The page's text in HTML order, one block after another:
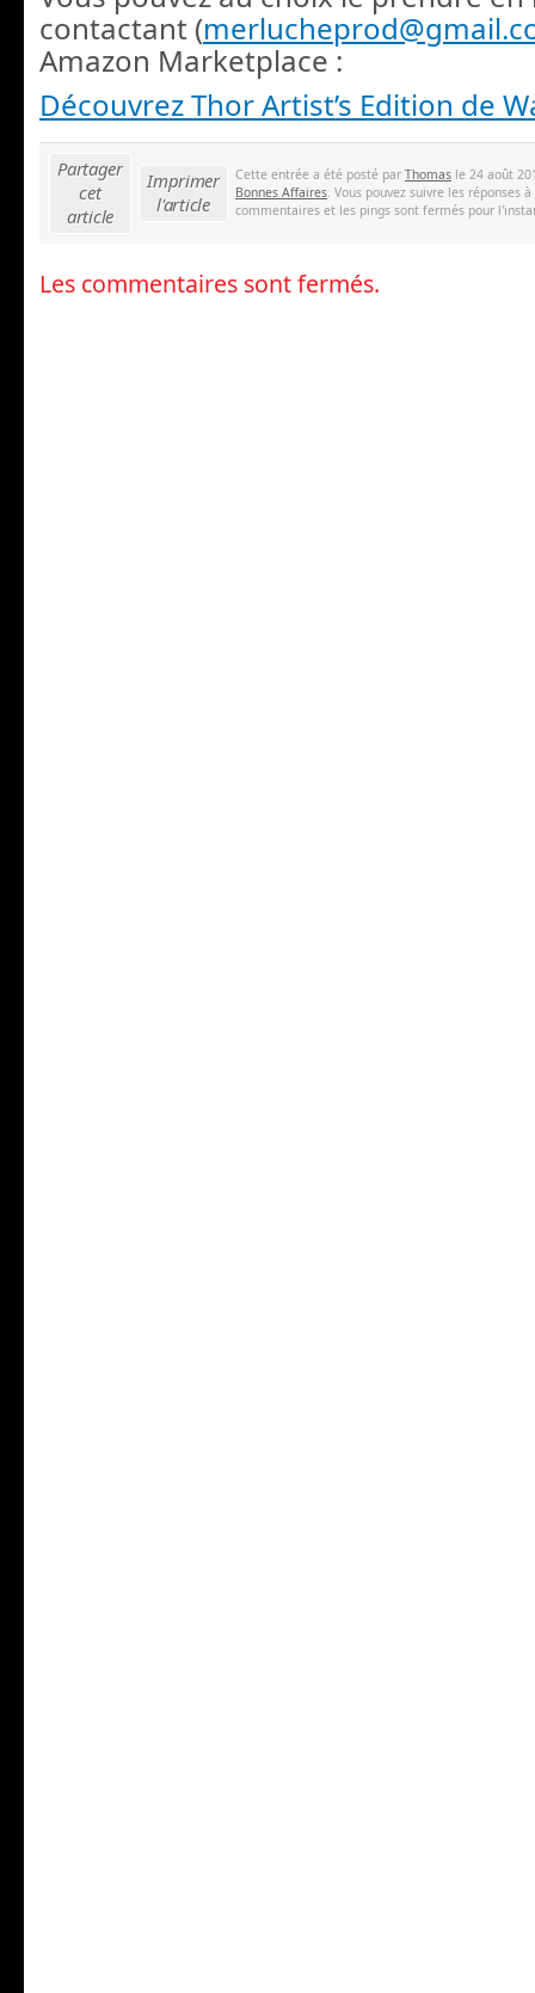
contactant (
Amazon Marketplace :
Découvrez Thor Artist’s Edition de
Partager
cet
article
Imprimer
l'article
Cette entrée a été posté par Thomas le 24 août
Bonnes Affaires. Vous pouvez suivre les réponses
commentaires et les pings sont fermés pour
Les commentaires sont fermés.